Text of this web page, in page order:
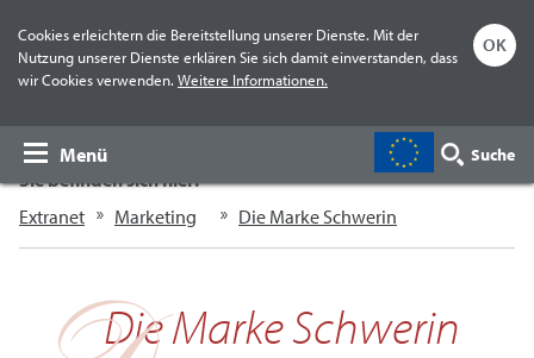
Menü
Cookies erleichtern die Bereitstellung unserer Dienste. Mit der
Nutzung unserer Dienste erklären Sie sich damit einverstanden, dass
wir Cookies verwenden. Weitere Informationen.
OK
Suche
Sie befinden sich hier:
Extranet
Marketing Die Marke Schwerin
Die Marke Schwerin